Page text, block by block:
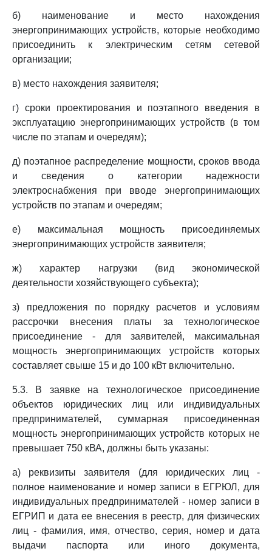
б) наименование и место нахождения
энергопринимающих устройств, которые необходимо
присоединить к электрическим сетям сетевой
организации;
в) место нахождения заявителя;
г) сроки проектирования и поэтапного введения в
эксплуатацию энергопринимающих устройств (в том
числе по этапам и очередям);
д) поэтапное распределение мощности, сроков ввода
и сведения о категории надежности
электроснабжения при вводе энергопринимающих
устройств по этапам и очередям;
е) максимальная мощность присоединяемых
энергопринимающих устройств заявителя;
ж) характер нагрузки (вид экономической
деятельности хозяйствующего субъекта);
з) предложения по порядку расчетов и условиям
рассрочки внесения платы за технологическое
присоединение - для заявителей, максимальная
мощность энергопринимающих устройств которых
составляет свыше 15 и до 100 кВт включительно.
5.3. В заявке на технологическое присоединение
объектов юридических лиц или индивидуальных
предпринимателей, суммарная присоединенная
мощность энергопринимающих устройств которых не
превышает 750 кВА, должны быть указаны:
а) реквизиты заявителя (для юридических лиц -
полное наименование и номер записи в ЕГРЮЛ, для
индивидуальных предпринимателей - номер записи в
ЕГРИП и дата ее внесения в реестр, для физических
лиц - фамилия, имя, отчество, серия, номер и дата
выдачи паспорта или иного документа,